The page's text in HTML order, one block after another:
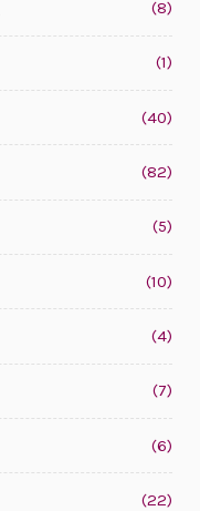
(8)
(1)
(40)
(82)
(5)
(10)
(4)
(7)
(6)
(22)